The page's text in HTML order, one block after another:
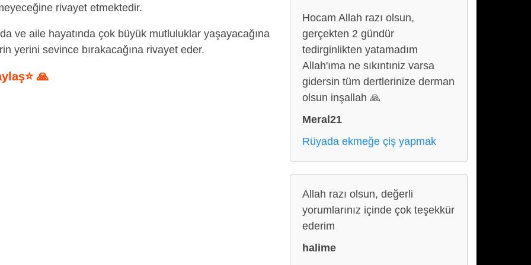
rivayet etmektedir.
ve aile hayatında çok büyük mutluluklar yaşayacağına
yerini sevince bırakacağına rivayet eder.
🙏
Hocam Allah razı olsun,
gerçekten 2 gündür
tedirginlikten yatamadım
Allah'ıma ne sıkıntıniz varsa
gidersin tüm dertlerinize derman
olsun inşallah 🙏
Meral21
Rüyada ekmeğe çiş yapmak
Allah razı olsun, değerli
yorumlarınız içinde çok teşekkür
ederim
halime